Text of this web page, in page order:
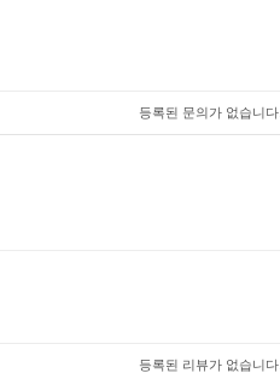
등록된 문의가 없습니다.
등록된 리뷰가 없습니다.